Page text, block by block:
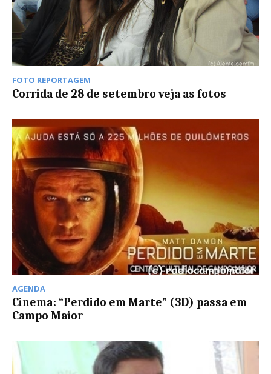
FOTO REPORTAGEM
Corrida de 28 de setembro veja as fotos
AGENDA
Cinema: “Perdido em Marte” (3D) passa em
Campo Maior